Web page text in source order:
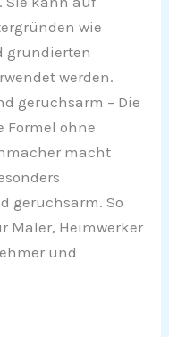
wie
grundierten
werden.
geruchsarm – Die
ohne
macht
geruchsarm. So
Maler, Heimwerker
und